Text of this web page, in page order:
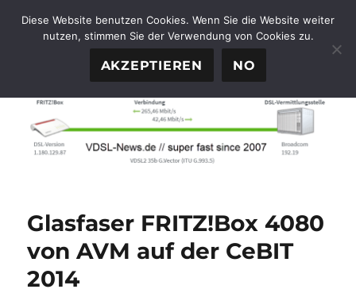
FTTH-News.de
Glasfaser FRITZ!Box 4080
von AVM auf der CeBIT
2014
Diese Website benutzen Cookies. Wenn Sie die Website weiter
nutzen, stimmen Sie der Verwendung von Cookies zu.
AKZEPTIEREN NO